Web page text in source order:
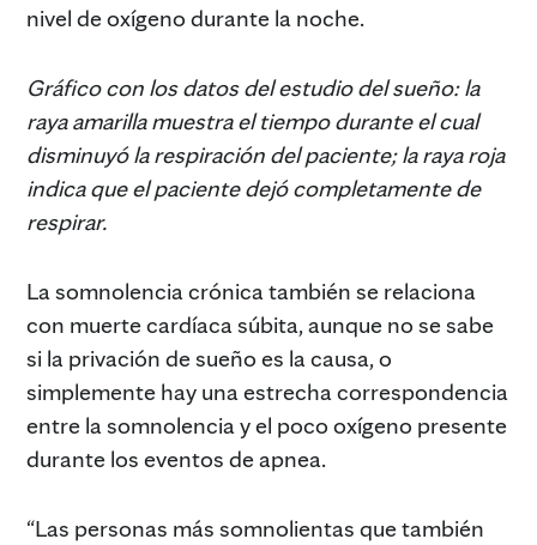
nivel de oxígeno durante la noche.
Gráfico con los datos del estudio del sueño: la
raya amarilla muestra el tiempo durante el cual
disminuyó la respiración del paciente; la raya roja
indica que el paciente dejó completamente de
respirar.
La somnolencia crónica también se relaciona
con muerte cardíaca súbita, aunque no se sabe
si la privación de sueño es la causa, o
simplemente hay una estrecha correspondencia
entre la somnolencia y el poco oxígeno presente
durante los eventos de apnea.
“Las personas más somnolientas que también